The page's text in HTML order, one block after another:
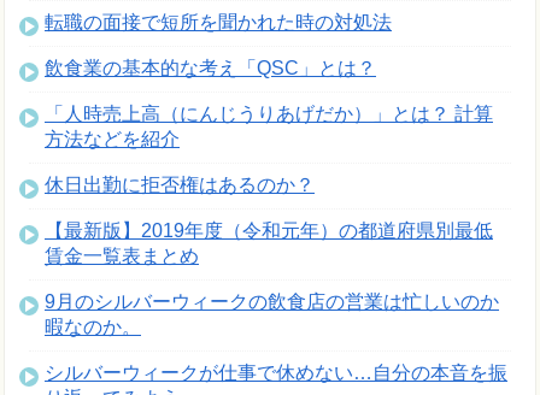
転職の面接で短所を聞かれた時の対処法
飲食業の基本的な考え「QSC」とは？
「人時売上高（にんじうりあげだか）」とは？ 計算
方法などを紹介
休日出勤に拒否権はあるのか？
【最新版】2019年度（令和元年）の都道府県別最低
賃金一覧表まとめ
9月のシルバーウィークの飲食店の営業は忙しいのか
暇なのか。
シルバーウィークが仕事で休めない…自分の本音を振